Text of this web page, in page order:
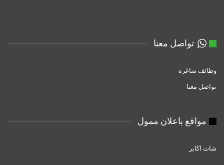
تواصل معنا
وظائف شاغره
تواصل معنا
مواقع باعلان ممول
شات اكابر